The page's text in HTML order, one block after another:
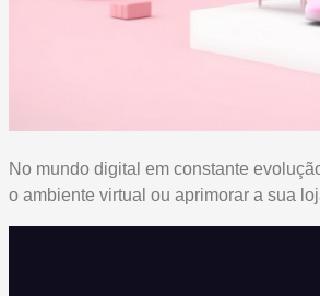
No mundo digital em constante
o ambiente virtual ou aprimorar a sua